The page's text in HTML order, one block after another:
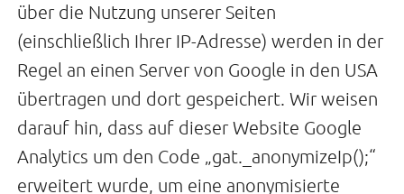
über die Nutzung unserer Seiten
(einschließlich Ihrer IP-Adresse) werden in der
Regel an einen Server von Google in den USA
übertragen und dort gespeichert. Wir weisen
darauf hin, dass auf dieser Website Google
Analytics um den Code „gat._anonymizeIp();“
erweitert wurde, um eine anonymisierte